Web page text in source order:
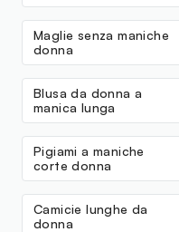
Maglie senza maniche
donna
Blusa da donna a
manica lunga
Pigiami a maniche
corte donna
Camicie lunghe da
donna